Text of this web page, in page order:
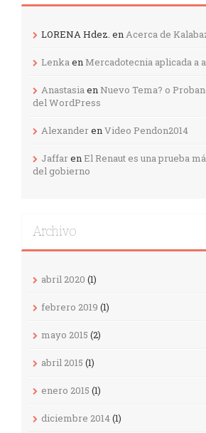
LORENA Hdez. en Acerca de
Lenka en Mercadotecnia aplicada a
Anastasia en Nuevo Tema? o
del WordPress
Alexanderen Video Pendon2014
Jaffaren El Renaut es una prueba
del gobierno
Archivo
abril 2020 (1)
febrero 2019 (1)
mayo 2015 (2)
abril 2015 (1)
enero 2015 (1)
diciembre 2014(1)